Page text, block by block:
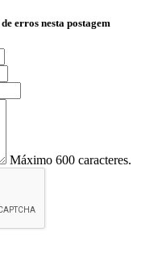
erros nesta postagem
Máximo 600 caracteres.